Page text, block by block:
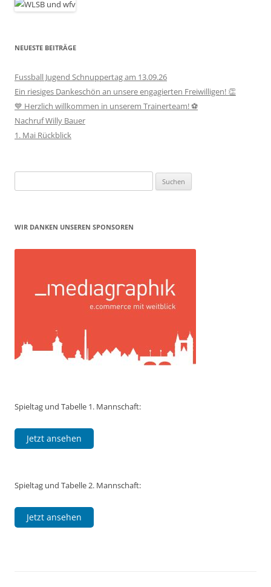
NEUESTE BEITRÄGE
Fussball Jugend Schnuppertag am 13.09.26
Ein riesiges Dankeschön an unsere engagierten Freiwilligen! 👏
💙 Herzlich willkommen in unserem Trainerteam! ⚽
Nachruf Willy Bauer
1. Mai Rückblick
nach:
WIR DANKEN UNSEREN SPONSOREN
Spieltag und Tabelle 1. Mannschaft:
Jetzt ansehen
Spieltag und Tabelle 2. Mannschaft:
Jetzt ansehen